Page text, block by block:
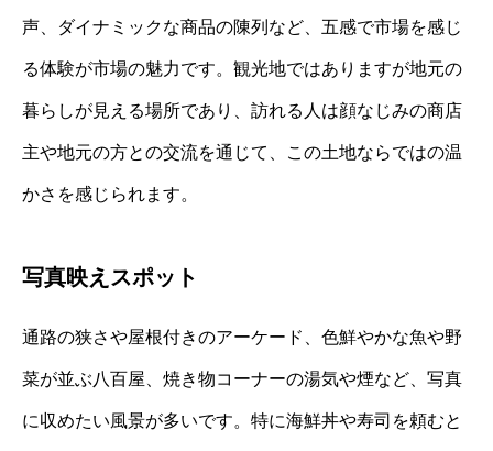
声、ダイナミックな商品の陳列など、五感で市場を感じ
る体験が市場の魅力です。観光地ではありますが地元の
暮らしが見える場所であり、訪れる人は顔なじみの商店
主や地元の方との交流を通じて、この土地ならではの温
かさを感じられます。
写真映えスポット
通路の狭さや屋根付きのアーケード、色鮮やかな魚や野
菜が並ぶ八百屋、焼き物コーナーの湯気や煙など、写真
に収めたい風景が多いです。特に海鮮丼や寿司を頼むと